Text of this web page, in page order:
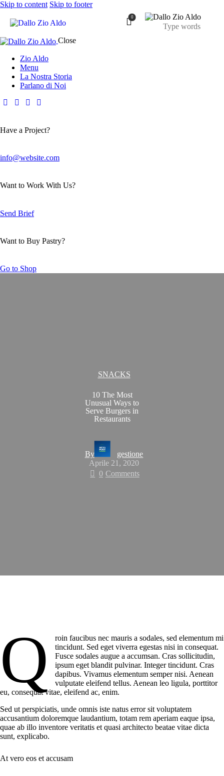
Skip to content Skip to footer
0
Close
Zio Aldo
Menu
La Nostra Storia
Parlano di Noi
Have a Project?
info@website.com
Want to Work With Us?
Send Brief
Want to Buy Pastry?
Go to Shop
SNACKS
10 The Most
Unusual Ways to
Serve Burgers in
Restaurants
By
gestione
Aprile 21, 2020
0 Comments
Q
roin faucibus nec mauris a sodales, sed elementum mi
tincidunt. Sed eget viverra egestas nisi in consequat.
Fusce sodales augue a accumsan. Cras sollicitudin,
ipsum eget blandit pulvinar. Integer tincidunt. Cras
dapibus. Vivamus elementum semper nisi. Aenean
vulputate eleifend tellus. Aenean leo ligula, porttitor
eu, consequat vitae, eleifend ac, enim.
Sed ut perspiciatis, unde omnis iste natus error sit voluptatem
accusantium doloremque laudantium, totam rem aperiam eaque ipsa,
quae ab illo inventore veritatis et quasi architecto beatae vitae dicta
sunt, explicabo.
At vero eos et accusam